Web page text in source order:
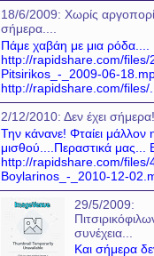
18/6/2009: Χωρίς
σήμερα....
Πάμε χαβάη με μια ρόδα....
http://rapidshare.com/files/
Pitsirikos_-_2009-06-
http://rapidshare.com/files/...
2/12/2010: Δεν έχει σήμερα!
Την κάνανε! Φταίει μάλλον
μισθού....Περαστικά μας...
http://rapidshare.com/files/
Boylarinos_-_2010-12-
29/5/2009:
συνέχεια...
Και σήμερα